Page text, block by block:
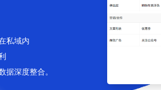
私域内
据深度整合。